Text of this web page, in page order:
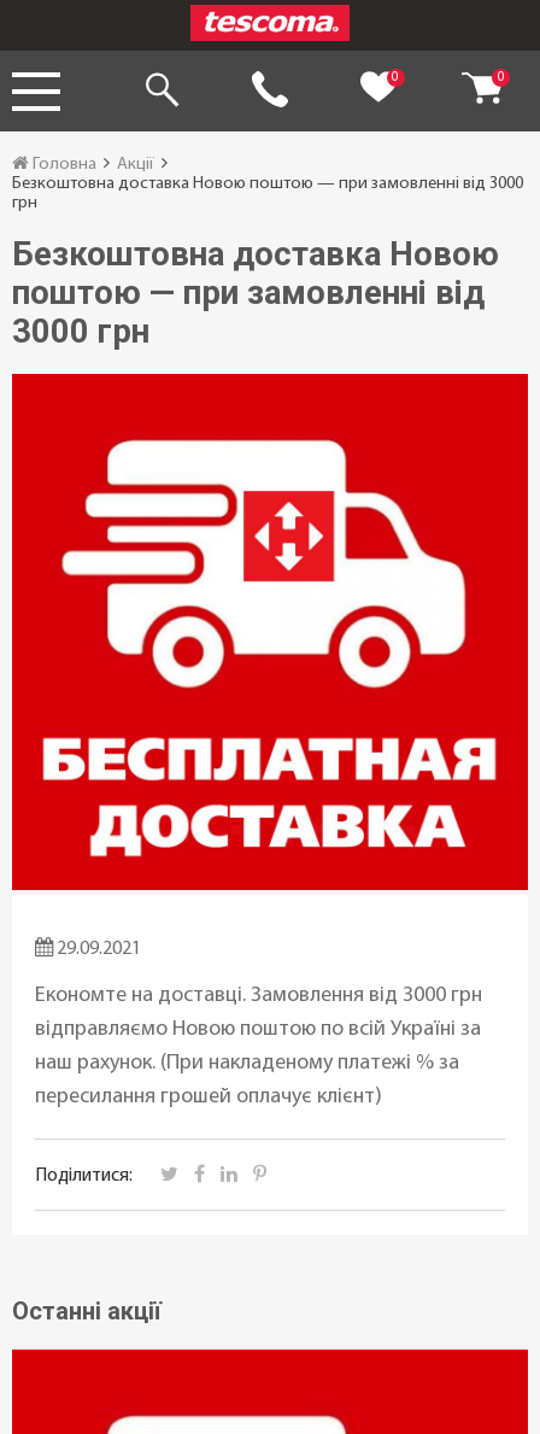
0 0
Головна
Акції
Безкоштовна доставка Новою поштою — при замовленні від 3000
грн
Безкоштовна доставка Новою
поштою — при замовленні від
3000 грн
29.09.2021
Економте на доставці. Замовлення від 3000 грн
відправляємо Новою поштою по всій Україні за
наш рахунок. (При накладеному платежі % за
пересилання грошей оплачує клієнт)
Поділитися:
Останні акції